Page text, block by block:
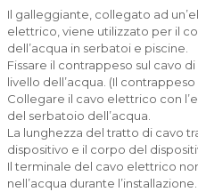
Il galleggiante, collegato ad
elettrico, viene utilizzato per il
dell’acqua in serbatoi e piscine.
Fissare il contrappeso sul cavo
livello dell’acqua. (Il
Collegare il cavo elettrico con
del serbatoio dell’acqua.
La lunghezza del tratto di cavo
dispositivo e il corpo del
Il terminale del cavo elettrico
nell’acqua durante l’installazione.